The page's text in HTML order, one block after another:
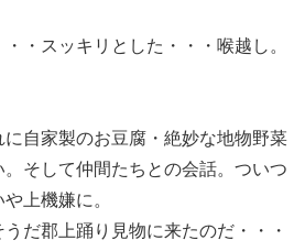
・スッキリとした・・・喉越し。
自家製のお豆腐・絶妙な地物野菜
そして仲間たちとの会話。ついつ
上機嫌に。
だ郡上踊り見物に来たのだ・・・